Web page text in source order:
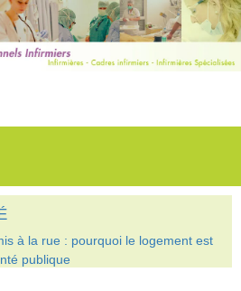
à la rue : pourquoi le logement est
publique